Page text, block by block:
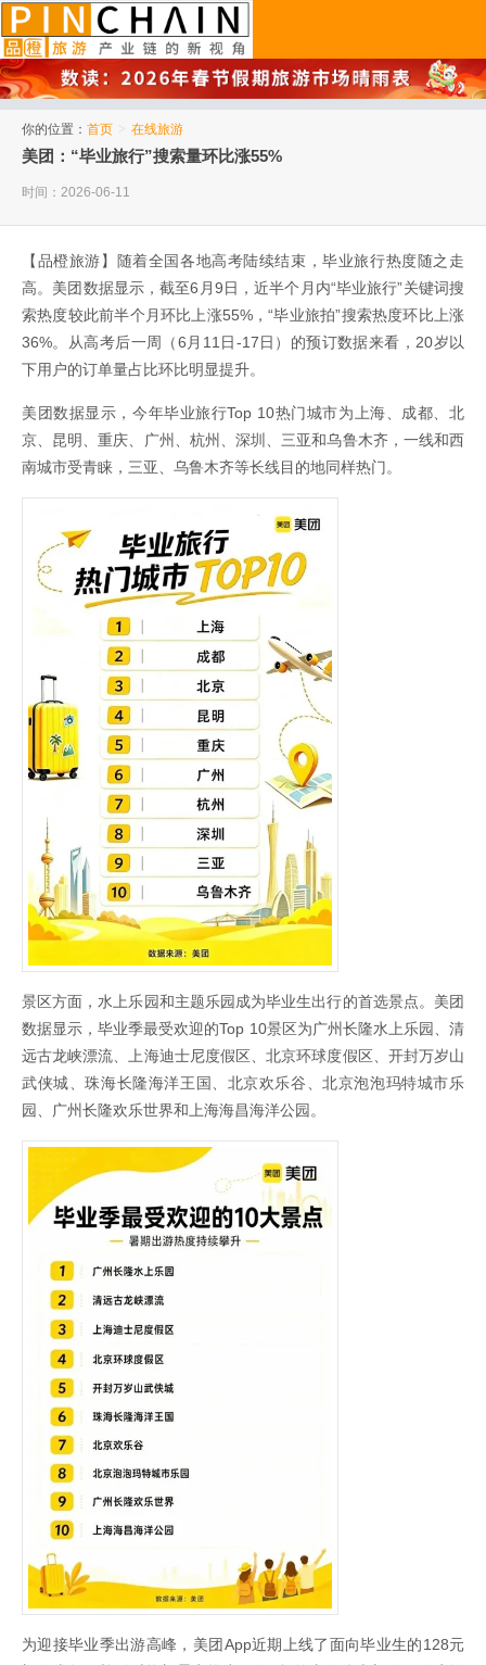
你的位置： 首页 > 在线旅游
美团：“毕业旅行”搜索量环比涨55%
时间：2026-06-11
【品橙旅游】随着全国各地高考陆续结束，毕业旅行热度随之走
高。美团数据显示，截至6月9日，近半个月内“毕业旅行”关键词搜
索热度较此前半个月环比上涨55%，“毕业旅拍”搜索热度环比上涨
36%。从高考后一周（6月11日-17日）的预订数据来看，20岁以
下用户的订单量占比环比明显提升。
美团数据显示，今年毕业旅行Top 10热门城市为上海、成都、北
京、昆明、重庆、广州、杭州、深圳、三亚和乌鲁木齐，一线和西
南城市受青睐，三亚、乌鲁木齐等长线目的地同样热门。
景区方面，水上乐园和主题乐园成为毕业生出行的首选景点。美团
数据显示，毕业季最受欢迎的Top 10景区为广州长隆水上乐园、清
远古龙峡漂流、上海迪士尼度假区、北京环球度假区、开封万岁山
武侠城、珠海长隆海洋王国、北京欢乐谷、北京泡泡玛特城市乐
园、广州长隆欢乐世界和上海海昌海洋公园。
为迎接毕业季出游高峰，美团App近期上线了面向毕业生的128元